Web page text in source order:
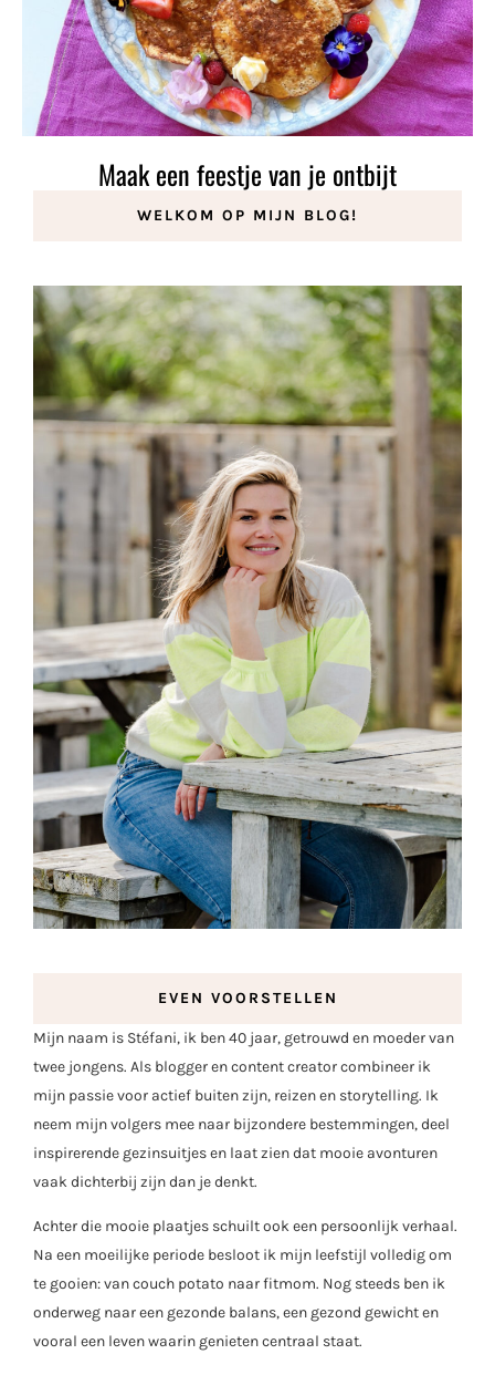
Maak een feestje van je ontbijt
7 januari 2026
WELKOM OP MIJN BLOG!
EVEN VOORSTELLEN
Mijn naam is Stéfani, ik ben 40 jaar, getrouwd en moeder van
twee jongens. Als blogger en content creator combineer ik
mijn passie voor actief buiten zijn, reizen en storytelling. Ik
neem mijn volgers mee naar bijzondere bestemmingen, deel
inspirerende gezinsuitjes en laat zien dat mooie avonturen
vaak dichterbij zijn dan je denkt.
Achter die mooie plaatjes schuilt ook een persoonlijk verhaal.
Na een moeilijke periode besloot ik mijn leefstijl volledig om
te gooien: van couch potato naar fitmom. Nog steeds ben ik
onderweg naar een gezonde balans, een gezond gewicht en
vooral een leven waarin genieten centraal staat.